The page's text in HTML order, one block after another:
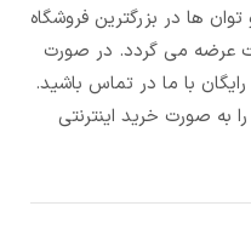
توان ها در بزرگترین فروشگاه
عرضه می گردد. در صورت
با ما در تماس باشید.
به صورت خرید اینترنتی